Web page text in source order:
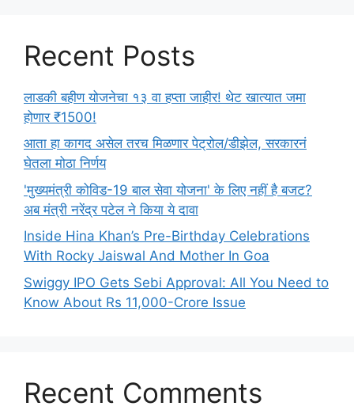
Recent Posts
लाडकी बहीण योजनेचा १३ वा हप्ता जाहीर! थेट खात्यात जमा
होणार ₹1500!
आता हा कागद असेल तरच मिळणार पेट्रोल/डीझेल, सरकारनं
घेतला मोठा निर्णय
'मुख्यमंत्री कोविड-19 बाल सेवा योजना' के लिए नहीं है बजट?
अब मंत्री नरेंद्र पटेल ने किया ये दावा
Inside Hina Khan’s Pre-Birthday Celebrations
With Rocky Jaiswal And Mother In Goa
Swiggy IPO Gets Sebi Approval: All You Need to
Know About Rs 11,000-Crore Issue
Recent Comments